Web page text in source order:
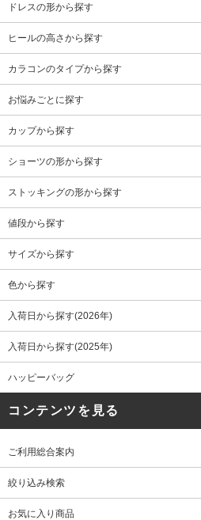
ドレスの形から探す
ヒールの高さから探す
カラコンのタイプから探す
お悩みごとに探す
カップから探す
ショーツの形から探す
ストッキングの形から探す
値段から探す
サイズから探す
色から探す
入荷日から探す(2026年)
入荷日から探す(2025年)
ハッピーバッグ
コンテンツを見る
ご利用総合案内
絞り込み検索
お気に入り商品